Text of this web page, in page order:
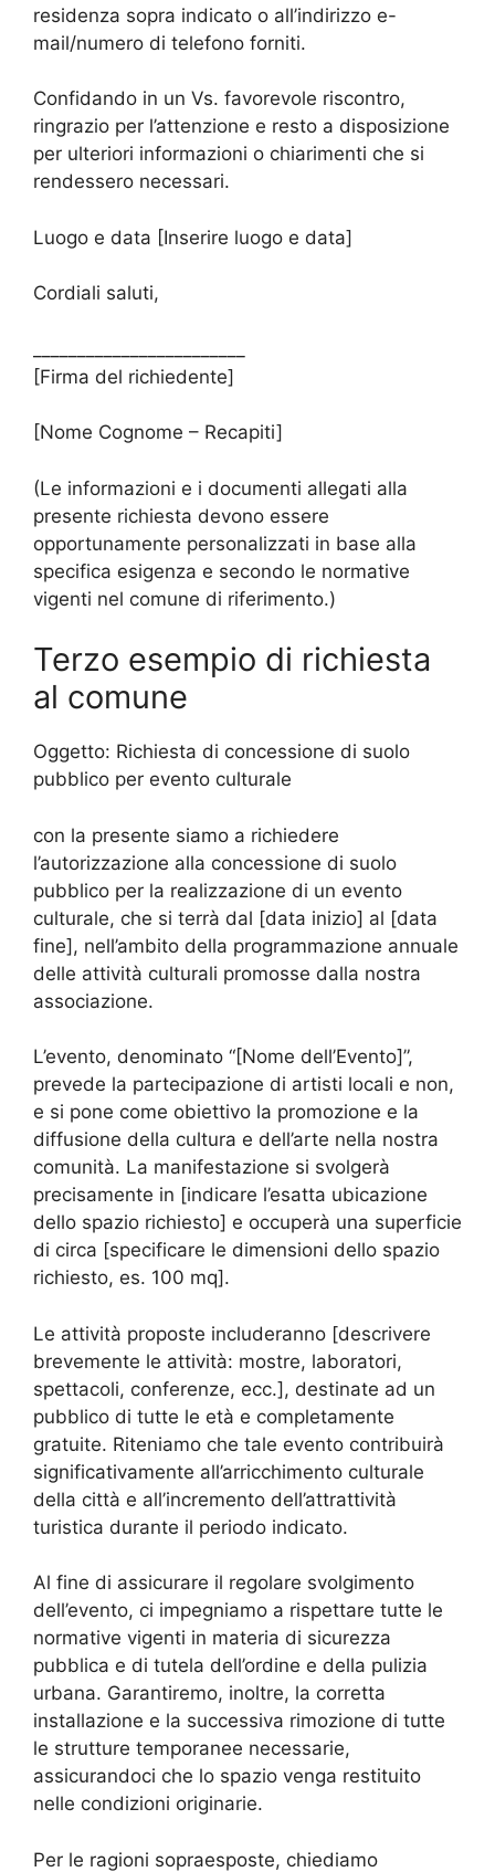
residenza sopra indicato o all’indirizzo e-
mail/numero di telefono forniti.
Confidando in un Vs. favorevole riscontro,
ringrazio per l’attenzione e resto a disposizione
per ulteriori informazioni o chiarimenti che si
rendessero necessari.
Luogo e data [Inserire luogo e data]
Cordiali saluti,
[Firma del richiedente]
[Nome Cognome – Recapiti]
(Le informazioni e i documenti allegati alla
presente richiesta devono essere
opportunamente personalizzati in base alla
specifica esigenza e secondo le normative
vigenti nel comune di riferimento.)
Terzo esempio di richiesta
al comune
Oggetto: Richiesta di concessione di suolo
pubblico per evento culturale
con la presente siamo a richiedere
l’autorizzazione alla concessione di suolo
pubblico per la realizzazione di un evento
culturale, che si terrà dal [data inizio] al [data
fine], nell’ambito della programmazione annuale
delle attività culturali promosse dalla nostra
associazione.
L’evento, denominato “[Nome dell’Evento]”,
prevede la partecipazione di artisti locali e non,
e si pone come obiettivo la promozione e la
diffusione della cultura e dell’arte nella nostra
comunità. La manifestazione si svolgerà
precisamente in [indicare l’esatta ubicazione
dello spazio richiesto] e occuperà una superficie
di circa [specificare le dimensioni dello spazio
richiesto, es. 100 mq].
Le attività proposte includeranno [descrivere
brevemente le attività: mostre, laboratori,
spettacoli, conferenze, ecc.], destinate ad un
pubblico di tutte le età e completamente
gratuite. Riteniamo che tale evento contribuirà
significativamente all’arricchimento culturale
della città e all’incremento dell’attrattività
turistica durante il periodo indicato.
Al fine di assicurare il regolare svolgimento
dell’evento, ci impegniamo a rispettare tutte le
normative vigenti in materia di sicurezza
pubblica e di tutela dell’ordine e della pulizia
urbana. Garantiremo, inoltre, la corretta
installazione e la successiva rimozione di tutte
le strutture temporanee necessarie,
assicurandoci che lo spazio venga restituito
nelle condizioni originarie.
Per le ragioni sopraesposte, chiediamo